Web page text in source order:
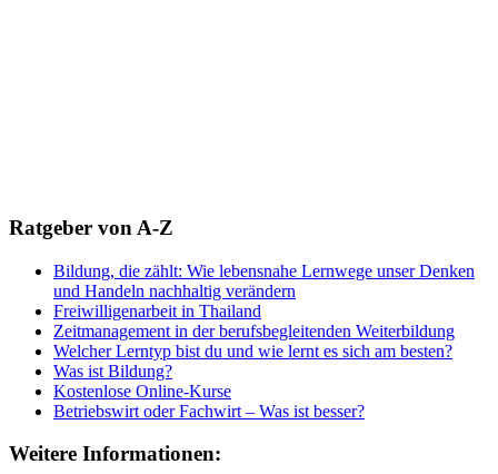
Ratgeber von A-Z
Bildung, die zählt: Wie lebensnahe Lernwege unser Denken
und Handeln nachhaltig verändern
Freiwilligenarbeit in Thailand
Zeitmanagement in der berufsbegleitenden Weiterbildung
Welcher Lerntyp bist du und wie lernt es sich am besten?
Was ist Bildung?
Kostenlose Online-Kurse
Betriebswirt oder Fachwirt – Was ist besser?
Weitere Informationen: